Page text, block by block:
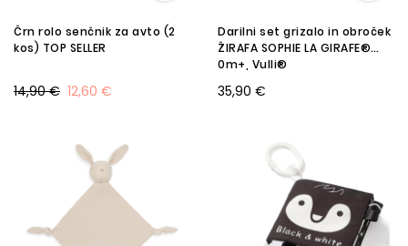
Črn rolo senčnik za avto (2
kos) TOP SELLER
12,60 €
14,90 €
Darilni set grizalo in obroček
ŽIRAFA SOPHIE LA GIRAFE®
0m+, Vulli®
35,90 €